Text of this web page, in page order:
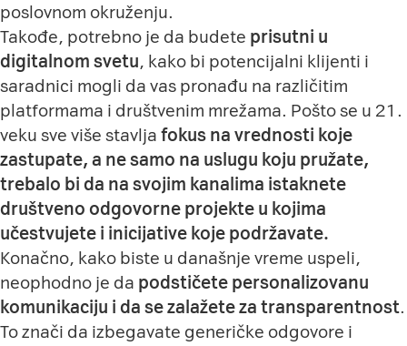
poslovnom okruženju.
Takođe, potrebno je da budete prisutni u
digitalnom svetu, kako bi potencijalni klijenti i
saradnici mogli da vas pronađu na različitim
platformama i društvenim mrežama. Pošto se u 21.
veku sve više stavlja fokus na vrednosti koje
zastupate, a ne samo na uslugu koju pružate,
trebalo bi da na svojim kanalima istaknete
društveno odgovorne projekte u kojima
učestvujete i inicijative koje podržavate.
Konačno, kako biste u današnje vreme uspeli,
neophodno je da podstičete personalizovanu
komunikaciju i da se zalažete za transparentnost.
To znači da izbegavate generičke odgovore i